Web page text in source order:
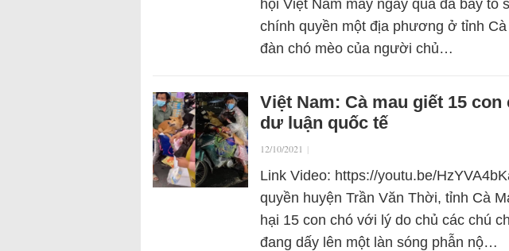
hội Việt Nam mấy ngày qua đã bày tỏ
chính quyền một địa phương ở tỉnh
đàn chó mèo của người chủ…
Việt Nam: Cà mau giết 15 con
dư luận quốc tế
12/10/2021 |
Link Video: https://youtu.be/
quyền huyện Trần Văn Thời, tỉnh Cà
hại 15 con chó với lý do chủ các chú
đang dấy lên một làn sóng phẫn nộ…